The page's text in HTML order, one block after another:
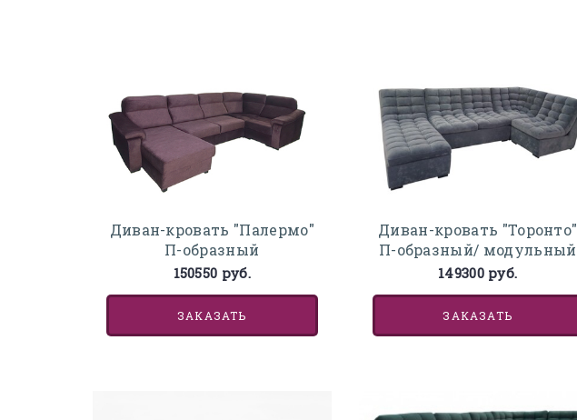
Диван-кровать "Палермо"
П-образный
150550 руб.
ЗАКАЗАТЬ
Диван-кровать "Торонто"
П-образный/ модульный
149300 руб.
ЗАКАЗАТЬ